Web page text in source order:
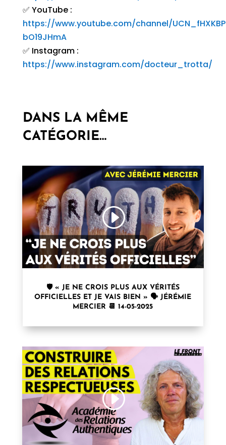
✅ YouTube :
https://www.youtube.com/channel/
bO19JHmA
✅ Instagram :
https://www.instagram.com/docteur_trotta/
DANS LA MÊME
CATÉGORIE…
🛡️ « JE NE CROIS PLUS AUX VÉRITÉS
OFFICIELLES ET JE VAIS BIEN » 🗣 JÉRÉMIE
MERCIER 📆 14-05-2025